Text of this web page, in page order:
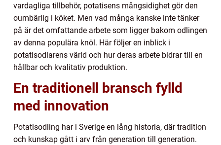
vardagliga tillbehör, potatisens mångsidighet gör den
oumbärlig i köket. Men vad många kanske inte tänker
på är det omfattande arbete som ligger bakom odlingen
av denna populära knöl. Här följer en inblick i
potatisodlarens värld och hur deras arbete bidrar till en
hållbar och kvalitativ produktion.
En traditionell bransch fylld
med innovation
Potatisodling har i Sverige en lång historia, där tradition
och kunskap gått i arv från generation till generation.